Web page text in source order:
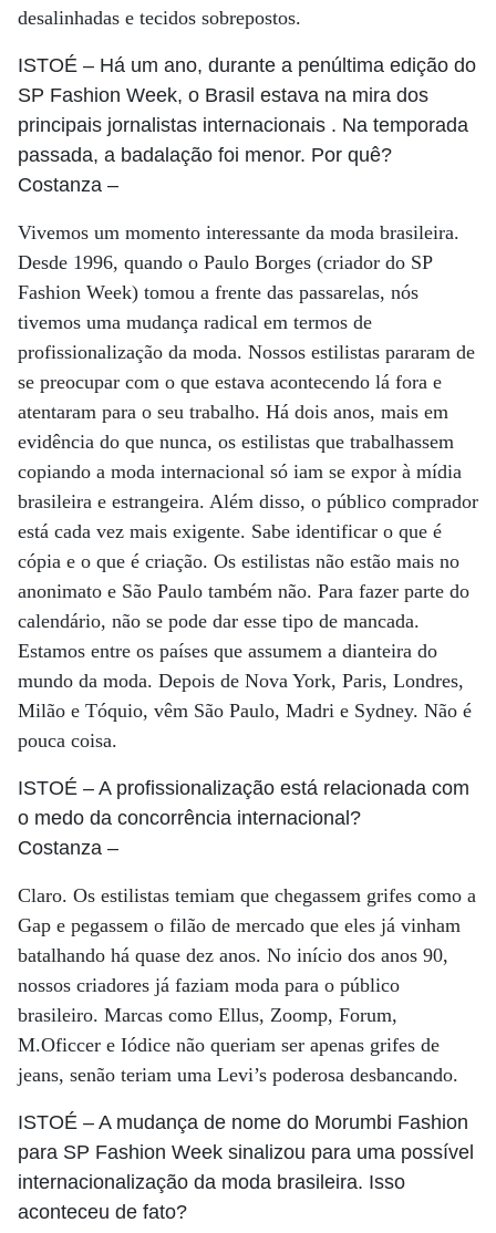
desalinhadas e tecidos sobrepostos.
ISTOÉ – Há um ano, durante a penúltima edição do
SP Fashion Week, o Brasil estava na mira dos
principais jornalistas internacionais . Na temporada
passada, a badalação foi menor. Por quê?
Costanza –
Vivemos um momento interessante da moda brasileira.
Desde 1996, quando o Paulo Borges (criador do SP
Fashion Week) tomou a frente das passarelas, nós
tivemos uma mudança radical em termos de
profissionalização da moda. Nossos estilistas pararam de
se preocupar com o que estava acontecendo lá fora e
atentaram para o seu trabalho. Há dois anos, mais em
evidência do que nunca, os estilistas que trabalhassem
copiando a moda internacional só iam se expor à mídia
brasileira e estrangeira. Além disso, o público comprador
está cada vez mais exigente. Sabe identificar o que é
cópia e o que é criação. Os estilistas não estão mais no
anonimato e São Paulo também não. Para fazer parte do
calendário, não se pode dar esse tipo de mancada.
Estamos entre os países que assumem a dianteira do
mundo da moda. Depois de Nova York, Paris, Londres,
Milão e Tóquio, vêm São Paulo, Madri e Sydney. Não é
pouca coisa.
ISTOÉ – A profissionalização está relacionada com
o medo da concorrência internacional?
Costanza –
Claro. Os estilistas temiam que chegassem grifes como a
Gap e pegassem o filão de mercado que eles já vinham
batalhando há quase dez anos. No início dos anos 90,
nossos criadores já faziam moda para o público
brasileiro. Marcas como Ellus, Zoomp, Forum,
M.Oficcer e Iódice não queriam ser apenas grifes de
jeans, senão teriam uma Levi’s poderosa desbancando.
ISTOÉ – A mudança de nome do Morumbi Fashion
para SP Fashion Week sinalizou para uma possível
internacionalização da moda brasileira. Isso
aconteceu de fato?